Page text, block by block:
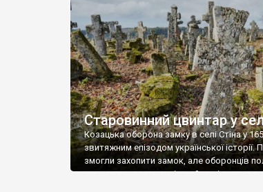
століття тут розмістили туберкульозну
палацу виїхала лікарня – ми точно не […]
Старовинний цвинтар у
Козацька оборона замку в селі Стіна у
звитяжним епізодом української історії.
змогли захопити замок, але оборонців
поховали на цвинтарі, який тоді